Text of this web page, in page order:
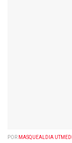
POR MASQUEALDIA